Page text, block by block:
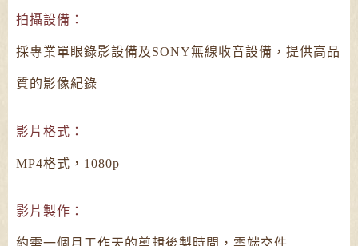
拍攝設備：
採專業單眼錄影設備及SONY無線收音設備，提供高品
質的影像紀錄
影片格式：
MP4格式，1080p
影片製作：